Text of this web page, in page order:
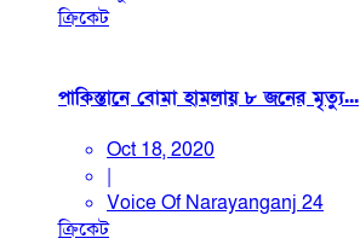
ক্রিকেট
পাকিস্তানে বোমা হামলায় ৮ জনের মৃত্যু...
Oct 18, 2020
|
Voice Of Narayanganj 24
ক্রিকেট